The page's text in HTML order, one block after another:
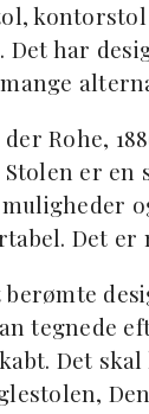
Det har
Rohe,
Stolen er
Det er
tegnede
Det